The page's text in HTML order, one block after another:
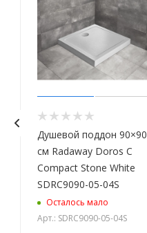
Душевой поддон 90×90
см Radaway Doros C
Compact Stone White
SDRC9090-05-04S
Осталось мало
Арт.: SDRC9090-05-04S